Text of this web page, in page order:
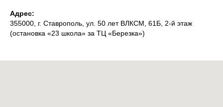
Адрес:
355000, г. Ставрополь, ул. 50 лет ВЛКСМ, 61Б, 2-й этаж
(остановка «23 школа» за ТЦ «Березка»)